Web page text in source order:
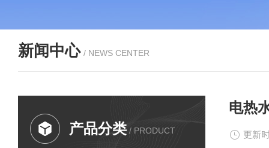
新闻中心 / NEWS CENTER
产品分类 / PRODUCT
电热
更新